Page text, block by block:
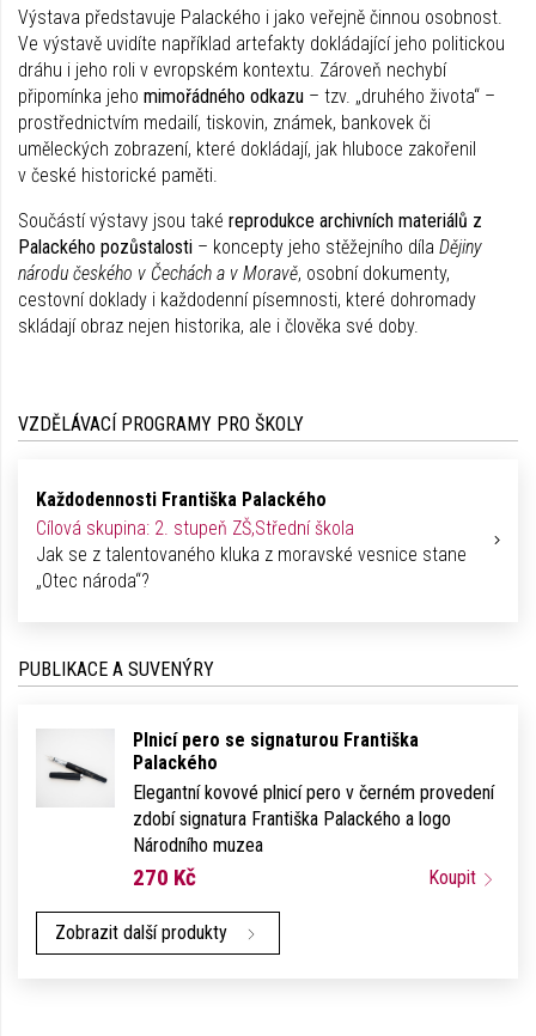
Výstava představuje Palackého i jako veřejně činnou osobnost.
Ve výstavě uvidíte například artefakty dokládající jeho politickou
dráhu i jeho roli v evropském kontextu. Zároveň nechybí
připomínka jeho mimořádného odkazu – tzv. „druhého života“ –
prostřednictvím medailí, tiskovin, známek, bankovek či
uměleckých zobrazení, které dokládají, jak hluboce zakořenil
v české historické paměti.
Součástí výstavy jsou také reprodukce archivních materiálů z
Palackého pozůstalosti – koncepty jeho stěžejního díla Dějiny
národu českého v Čechách a v Moravě, osobní dokumenty,
cestovní doklady i každodenní písemnosti, které dohromady
skládají obraz nejen historika, ale i člověka své doby.
VZDĚLÁVACÍ PROGRAMY PRO ŠKOLY
Každodennosti Františka Palackého
Cílová skupina: 2. stupeň ZŠ,Střední škola
Jak se z talentovaného kluka z moravské vesnice stane
„Otec národa“?
PUBLIKACE A SUVENÝRY
Plnicí pero se signaturou Františka
Palackého
Elegantní kovové plnicí pero v černém provedení
zdobí signatura Františka Palackého a logo
Národního muzea
270 Kč Koupit
Zobrazit další produkty